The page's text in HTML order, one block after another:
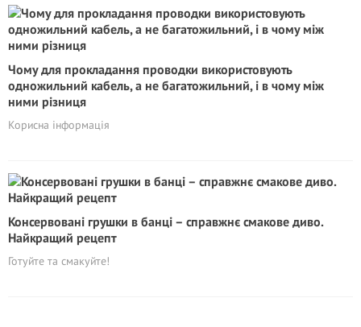
Чому для прокладання проводки використовують
одножильний кабель, а не багатожильний, і в чому між
ними різниця
Корисна інформація
Консервовані грушки в банці – справжнє смакове диво.
Найкращий рецепт
Готуйте та смакуйте!